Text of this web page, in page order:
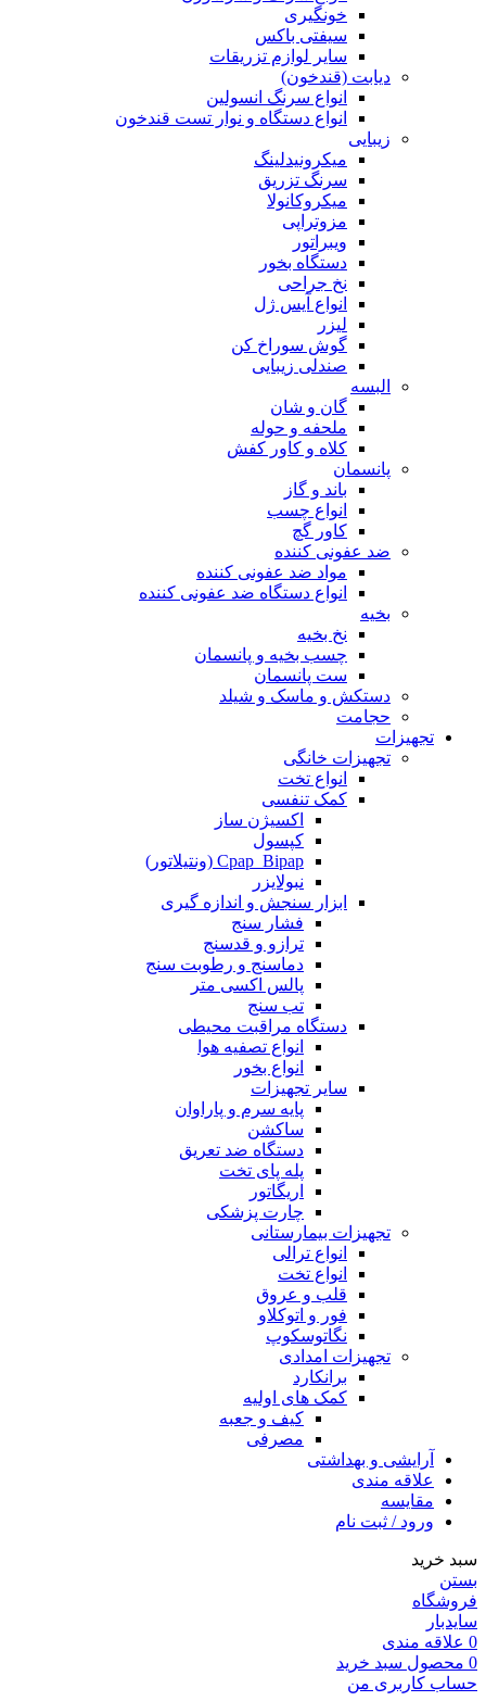
خونگیری
سیفتی باکس
سایر لوازم تزریقات
دیابت (قندخون)
انواع سرنگ انسولین
انواع دستگاه و نوار تست قندخون
زیبایی
میکرونیدلینگ
سرنگ تزریق
میکروکانولا
مزوتراپی
ویبراتور
دستگاه بخور
نخ جراحی
انواع آیس ژل
لیزر
گوش سوراخ کن
صندلی زیبایی
البسه
گان و شان
ملحفه و حوله
کلاه و کاور کفش
پانسمان
باند و گاز
انواع چسب
کاور گچ
ضد عفونی کننده
مواد ضد عفونی کننده
انواع دستگاه ضد عفونی کننده
بخیه
نخ بخیه
چسب بخیه و پانسمان
ست پانسمان
دستکش و ماسک و شیلد
حجامت
تجهیزات
تجهیزات خانگی
انواع تخت
کمک تنفسی
اکسیژن ساز
کپسول
Cpap_Bipap (ونتیلاتور)
نبولایزر
ابزار سنجش و اندازه گیری
فشار سنج
ترازو و قدسنج
دماسنج و رطوبت سنج
پالس اکسی متر
تب سنج
دستگاه مراقبت محیطی
انواع تصفیه هوا
انواع بخور
سایر تجهیزات
پایه سرم و پاراوان
ساکشن
دستگاه ضد تعریق
پله پای تخت
اریگاتور
چارت پزشکی
تجهیزات بیمارستانی
انواع ترالی
انواع تخت
قلب و عروق
فور و اتوکلاو
نگاتوسکوپ
تجهیزات امدادی
برانکارد
کمک های اولیه
کیف و جعبه
مصرفی
آرایشی و بهداشتی
علاقه مندی
مقایسه
ورود / ثبت نام
سبد خرید
بستن
فروشگاه
سایدبار
0 علاقه مندی
0 محصول سبد خرید
حساب کاربری من